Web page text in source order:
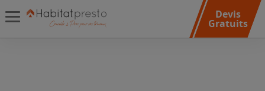
Devis
Gratuits